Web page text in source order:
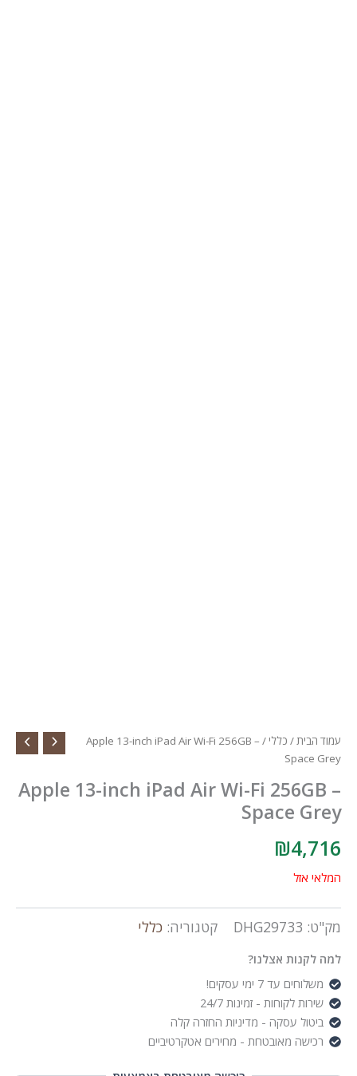
עמוד הבית/ כללי
/ Apple 13-inch iPad Air Wi-Fi 256GB –
Space Grey
Apple 13-inch iPad Air Wi-Fi 256GB –
Space Grey
₪4,716
המלאי אזל
מק"ט: DHG29733 קטגוריה: כללי
למה לקנות אצלנו?
משלוחים עד 7 ימי עסקים!
שירות לקוחות - זמינות 24/7
ביטול עסקה - מדיניות החזרה קלה
רכישה מאובטחת - מחירים אטקרטיביים